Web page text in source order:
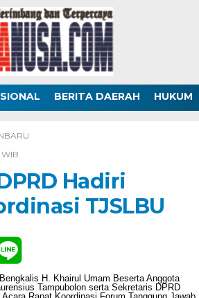
BERITA DAERAH HUKUM
Hadiri
TJSLBU